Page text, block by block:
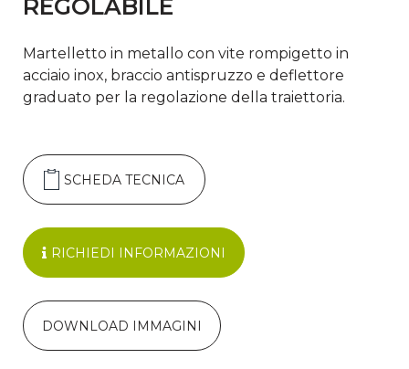
REGOLABILE
Martelletto in metallo con vite rompigetto in
acciaio inox, braccio antispruzzo e deflettore
graduato per la regolazione della traiettoria.
SCHEDA TECNICA
RICHIEDI INFORMAZIONI
DOWNLOAD IMMAGINI